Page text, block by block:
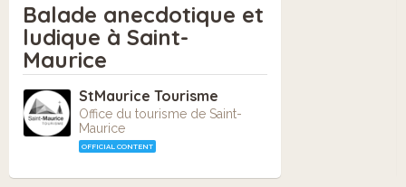
Balade anecdotique et
ludique à Saint-
Maurice
StMaurice Tourisme
Office du tourisme de Saint-
Maurice
OFFICIAL CONTENT